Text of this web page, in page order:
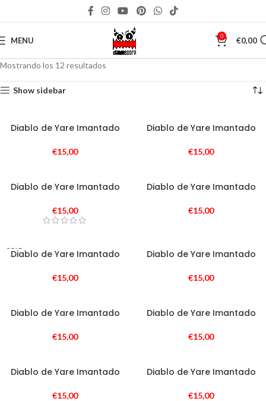
MENU 0 €0,00
Mostrando los 12 resultados
Show sidebar
Diablo de Yare Imantado
€15,00
Diablo de Yare Imantado
€15,00
Diablo de Yare Imantado
€15,00
Diablo de Yare Imantado
€15,00
SOLD
OUT
Diablo de Yare Imantado
€15,00
Diablo de Yare Imantado
€15,00
Diablo de Yare Imantado
€15,00
Diablo de Yare Imantado
€15,00
Diablo de Yare Imantado
€15,00
Diablo de Yare Imantado
€15,00